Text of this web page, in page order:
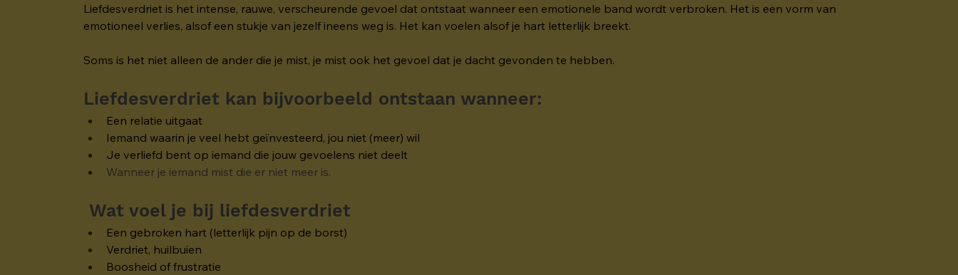
Liefdesverdriet is het intense, rauwe, verscheurende gevoel dat ontstaat wanneer een emotionele band wordt verbroken. Het is een vorm van
emotioneel verlies, alsof een stukje van jezelf ineens weg is. Het kan voelen alsof je hart letterlijk breekt.
Soms is het niet alleen de ander die je mist, je mist ook het gevoel dat je dacht gevonden te hebben.
Liefdesverdriet kan bijvoorbeeld ontstaan wanneer:
Een relatie uitgaat
Iemand waarin je veel hebt geïnvesteerd, jou niet (meer) wil
Je verliefd bent op iemand die jouw gevoelens niet deelt
Wanneer je iemand mist die er niet meer is.
Wat voel je bij liefdesverdriet
Een gebroken hart (letterlijk pijn op de borst)
Verdriet, huilbuien
Boosheid of frustratie